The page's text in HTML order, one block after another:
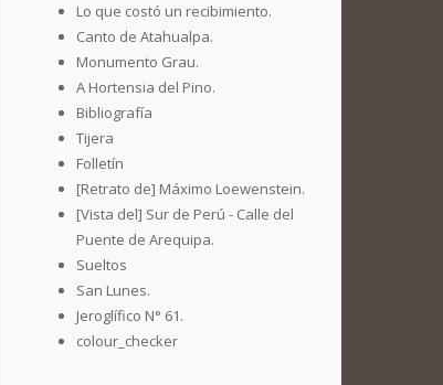
Lo que costó un recibimiento.
Canto de Atahualpa.
Monumento Grau.
A Hortensia del Pino.
Bibliografía
Tijera
Folletín
[Retrato de] Máximo Loewenstein.
[Vista del] Sur de Perú - Calle del
Puente de Arequipa.
Sueltos
San Lunes.
Jeroglífico N° 61.
colour_checker